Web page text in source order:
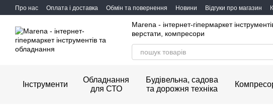
Перейти до основного контенту
Про нас Оплата і доставка Обмін та повернення Новини Відгуки про магазин
Marena - інтернет-гіпермаркет
верстати, компресори
Інструменти
Обладнання
для СТО
Будівельна, садова
та дорожня техніка